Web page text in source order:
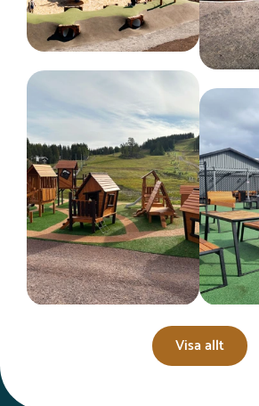
Visa allt